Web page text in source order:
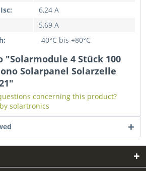
6,24 A
5,69 A
-40°C bis +80°C
"Solarmodule 4 Stück 100
Solarpanel Solarzelle
concerning this product?
solartronics